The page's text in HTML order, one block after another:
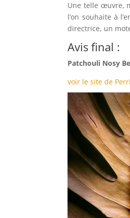
Une telle œuvre,
l’on souhaite à
directrice, un
Avis final :
Patchouli Nosy
voir le site de